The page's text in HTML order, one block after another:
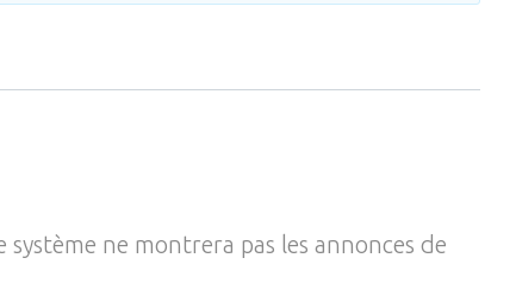
ne montrera pas les annonces de